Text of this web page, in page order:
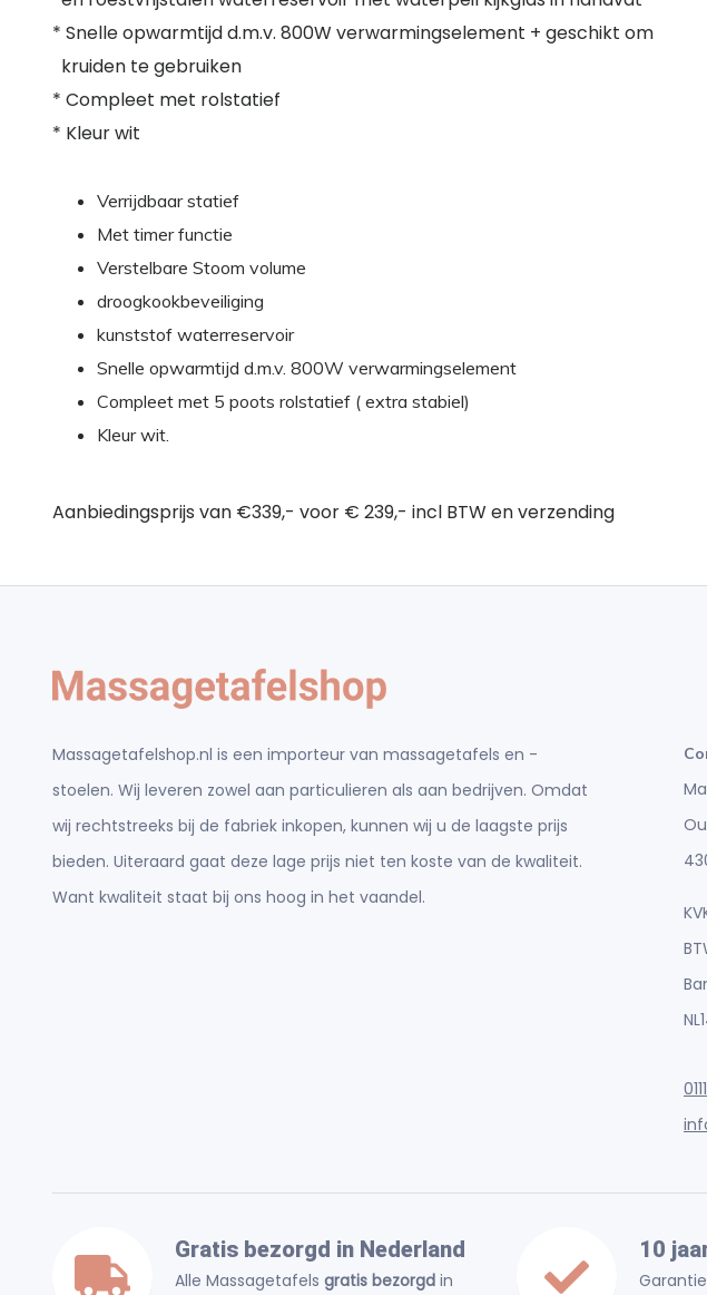
* Snelle opwarmtijd d.m.v. 800W verwarmingselement + geschikt om
kruiden te gebruiken
* Compleet met rolstatief
* Kleur wit
Verrijdbaar statief
Met timer functie
Verstelbare Stoom volume
droogkookbeveiliging
kunststof waterreservoir
Snelle opwarmtijd d.m.v. 800W verwarmingselement
Compleet met 5 poots rolstatief ( extra stabiel)
Kleur wit.
Aanbiedingsprijs van €339,- voor € 239,- incl BTW en verzending
Massagetafelshop.nl is een importeur van massagetafels en -
stoelen. Wij leveren zowel aan particulieren als aan bedrijven. Omdat
wij rechtstreeks bij de fabriek inkopen, kunnen wij u de laagste prijs
bieden. Uiteraard gaat deze lage prijs niet ten koste van de kwaliteit.
Want kwaliteit staat bij ons hoog in het vaandel.
Gratis bezorgd in Nederland
Alle Massagetafels gratis bezorgd in
10